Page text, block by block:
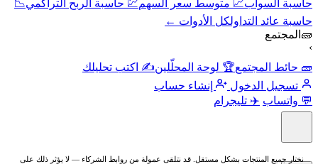
حاسبة السواب📈 متوسط سعر السهم💹 حاسبة الربح التراكمي📉
حاسبة عائد التداولكل الأدوات ←
🧱 المجتمع
›
🧱 حائط المجتمع🏆 لوحة المحلّلين✍️ اكتب تحليلك
تسجيل الدخول
إنشاء حساب
💬 واتساب ✈️ تليجرام
نختار جميع المنتجات بشكل مستقل. قد نتلقى عمولة من روابط الشركاء — لا يؤثر ذلك على